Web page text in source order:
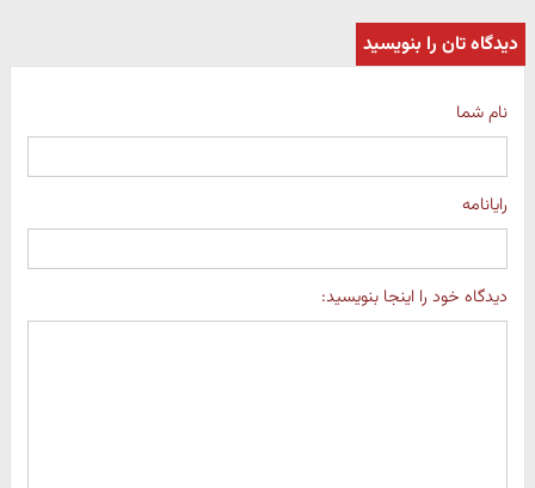
دیدگاه تان را بنویسید
نام شما
رایانامه
دیدگاه خود را اینجا بنویسید: